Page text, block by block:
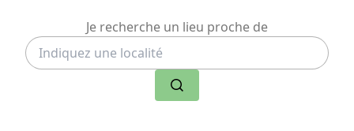
Je recherche un lieu proche de
Rechercher